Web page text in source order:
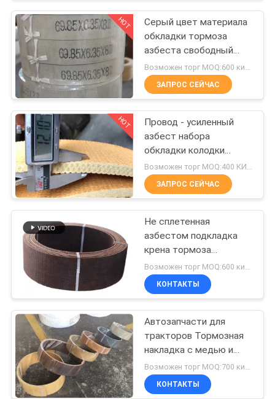
СВЯЖИТЕСЬ
МЫ
СПРОСИТЕ
ЦИТАТУ
КАРТА
САЙТА
PRIVACY
POLICY
Сплетенный крен
обкладки тормоза
Материал блока
тормоза
34
Сплетенный
материал
обкладки тормоза
32
HOT
Серый цвет материала
обкладки тормоза
азбеста свободный
гибкий отлил
сопротивляться в
форму жары
ЗАПРОС СЕЙЧАС
HOT
Провод - усиленный
азбест набора
обкладки колодки
тормоза свободный
для нефтяных скважин
ворота
Возможен торг MOQ:400 КИЛОГРАММОВ
ЗАПРОС СЕЙЧАС
Не сплетенная
азбестом подкладка
крена тормоза
промышленная для
машинного
оборудования корабля
Возможен торг MOQ:600 килограммов
КОНТАКТЫ
Автозапчасти для
тракторов Тормозная
накладка с медью и
латунью для
тормозного барабана и
тормозной колодки
КОНТАКТЫ